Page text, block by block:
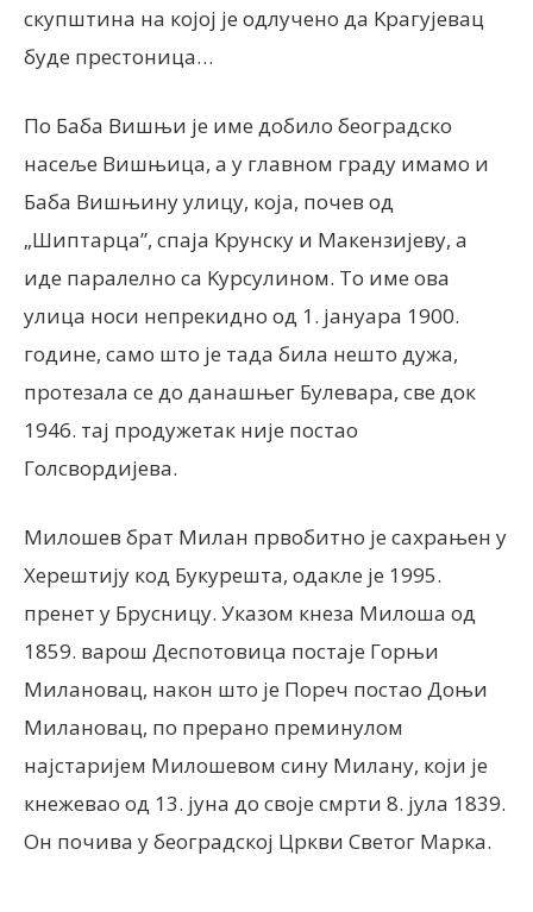
скупштина на којој је одлучено да Kрагујевац
буде престоница…
По Баба Вишњи је име добило београдско
насеље Вишњица, а у главном граду имамо и
Баба Вишњину улицу, која, почев од
„Шиптарца”, спаја Kрунску и Макензијеву, а
иде паралелно са Kурсулином. То име ова
улица носи непрекидно од 1. јануара 1900.
године, само што је тада била нешто дужа,
протезала се до данашњег Булевара, све док
1946. тај продужетак није постао
Голсвордијева.
Милошев брат Милан првобитно је сахрањен у
Херештију код Букурешта, одакле је 1995.
пренет у Брусницу. Указом кнеза Милоша од
1859. варош Деспотовица постаје Горњи
Милановац, након што је Пореч постао Доњи
Милановац, по прерано преминулом
најстаријем Милошевом сину Милану, који је
кнежевао од 13. јуна до своје смрти 8. јула 1839.
Он почива у београдској Цркви Светог Марка.